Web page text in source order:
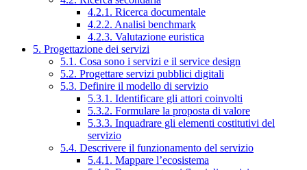
4.2.1. Ricerca documentale
4.2.2. Analisi benchmark
4.2.3. Valutazione euristica
5. Progettazione dei servizi
5.1. Cosa sono i servizi e il service design
5.2. Progettare servizi pubblici digitali
5.3. Definire il modello di servizio
5.3.1. Identificare gli attori coinvolti
5.3.2. Formulare la proposta di valore
5.3.3. Inquadrare gli elementi costitutivi del
servizio
5.4. Descrivere il funzionamento del servizio
5.4.1. Mappare l’ecosistema